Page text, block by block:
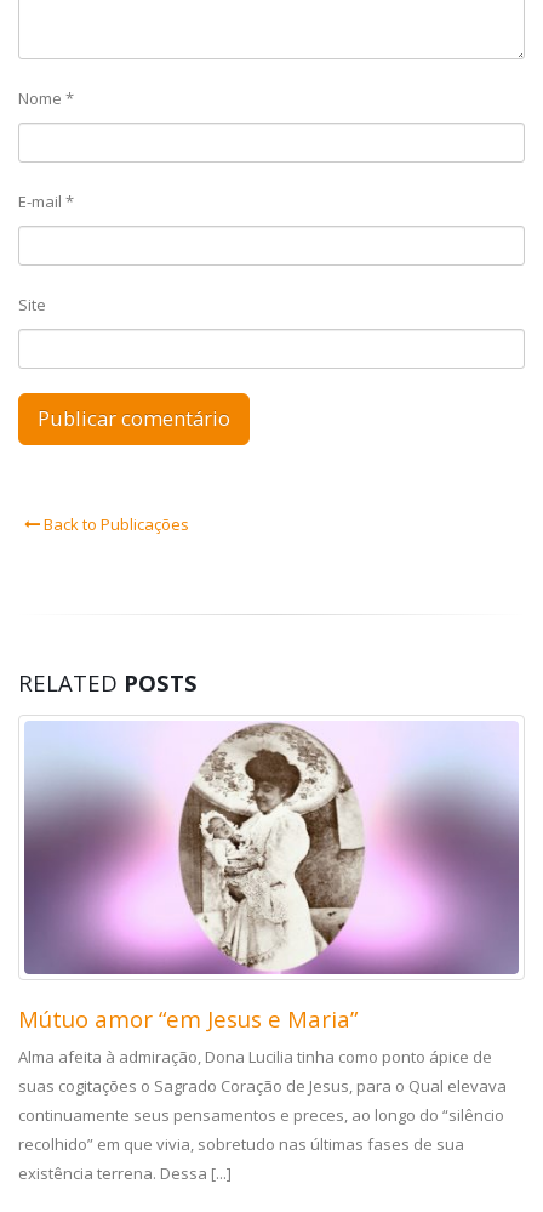
Nome *
E-mail *
Site
Back to Publicações
RELATED POSTS
Mútuo amor “em Jesus e Maria”
Alma afeita à admiração, Dona Lucilia tinha como ponto ápice de
suas cogitações o Sagrado Coração de Jesus, para o Qual elevava
continuamente seus pensamentos e preces, ao longo do “silêncio
recolhido” em que vivia, sobretudo nas últimas fases de sua
existência terrena. Dessa [...]